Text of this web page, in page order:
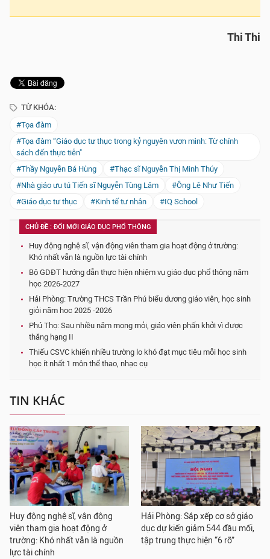
Thi Thi
TỪ KHÓA:
#Tọa đàm
#Tọa đàm “Giáo dục tư thục trong kỷ nguyên vươn mình: Từ chính
sách đến thực tiễn"
#Thầy Nguyễn Bá Hùng
#Thạc sĩ Nguyễn Thị Minh Thúy
#Nhà giáo ưu tú Tiến sĩ Nguyễn Tùng Lâm
#Ông Lê Như Tiến
#Giáo dục tư thục
#Kinh tế tư nhân #IQ School
CHỦ ĐỀ : ĐỔI MỚI GIÁO DỤC PHỔ THÔNG
Huy động nghệ sĩ, vận động viên tham gia hoạt động ở trường:
Khó nhất vẫn là nguồn lực tài chính
Bộ GDĐT hướng dẫn thực hiện nhiệm vụ giáo dục phổ thông năm
học 2026-2027
Hải Phòng: Trường THCS Trần Phú biểu dương giáo viên, học sinh
giỏi năm học 2025 -2026
Phú Thọ: Sau nhiều năm mong mỏi, giáo viên phấn khởi vì được
thăng hạng II
Thiếu CSVC khiến nhiều trường lo khó đạt mục tiêu mỗi học sinh
học ít nhất 1 môn thể thao, nhạc cụ
TIN KHÁC
Huy động nghệ sĩ, vận động
viên tham gia hoạt động ở
trường: Khó nhất vẫn là nguồn
lực tài chính
Hải Phòng: Sắp xếp cơ sở giáo
dục dự kiến giảm 544 đầu mối,
tập trung thực hiện “6 rõ”